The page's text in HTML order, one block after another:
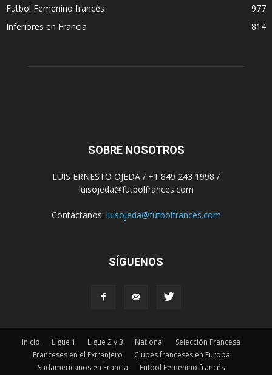
Futbol Femenino francés
977
Inferiores en Francia
814
SOBRE NOSOTROS
LUIS ERNESTO OJEDA / +1 849 243 1998 /
luisojeda@futbolfrances.com
Contáctanos: luisojeda@futbolfrances.com
SÍGUENOS
Inicio Ligue 1 Ligue 2 y 3 National
Selección Francesa
Franceses en el Extranjero
Clubes franceses en Europa
Sudamericanos en Francia
Futbol Femenino francés